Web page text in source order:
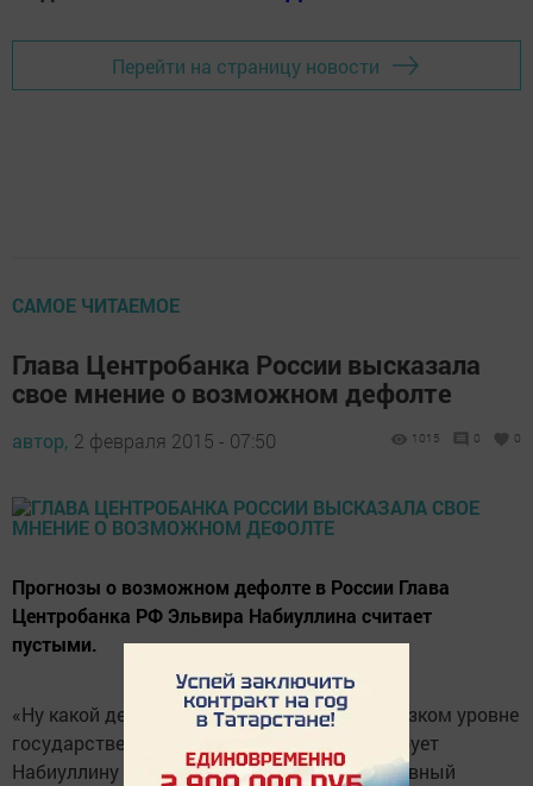
Перейти на страницу новости
САМОЕ ЧИТАЕМОЕ
Глава Центробанка России высказала
свое мнение о возможном дефолте
автор, 2 февраля 2015 - 07:50 1015 0 0
Прогнозы о возможном дефолте в России Глава
Центробанка РФ Эльвира Набиуллина считает
пустыми.
«Ну какой дефолт может быть при таком низком уровне
государственного внешнего долга?» - цитирует
Набиуллину «Интерфакс». - Даже корпоративный